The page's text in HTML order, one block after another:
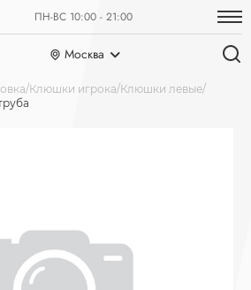
ПН-ВС 10:00 - 21:00
Москва
Клюшки игрока Клюшки левые